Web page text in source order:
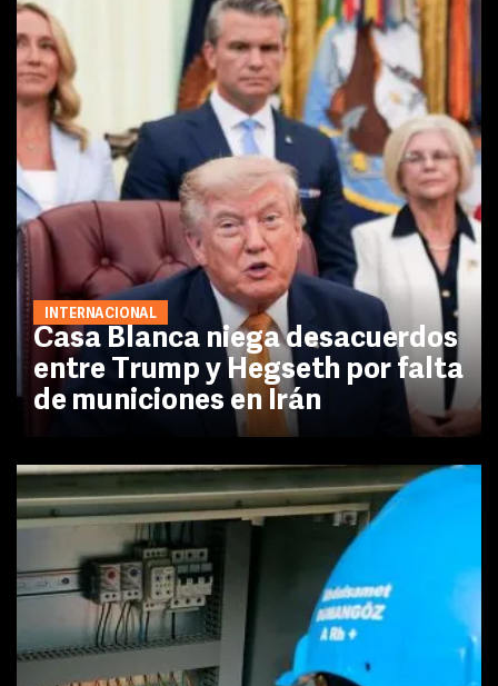
INTERNACIONAL
Casa Blanca niega desacuerdos
entre Trump y Hegseth por falta
de municiones en Irán